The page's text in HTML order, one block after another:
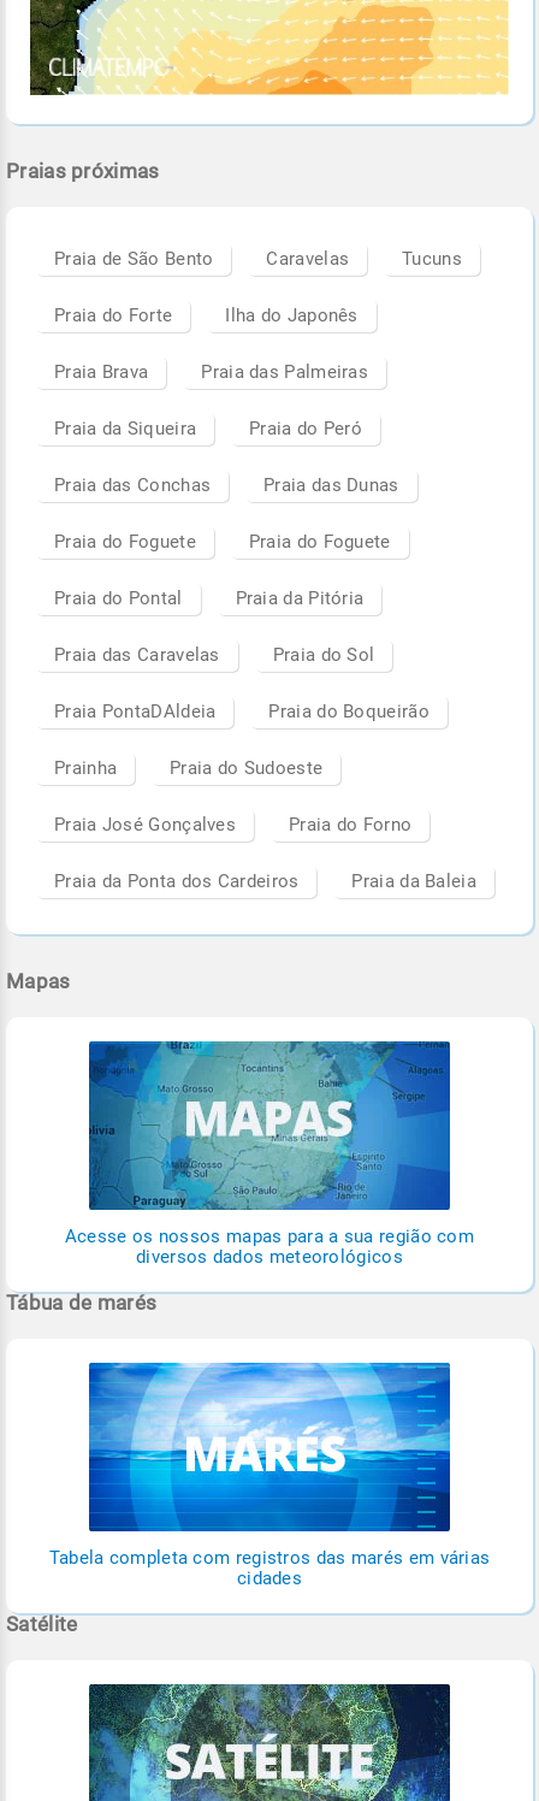
Praias próximas
Praia de São Bento Caravelas Tucuns
Praia do Forte Ilha do Japonês
Praia Brava Praia das Palmeiras
Praia da Siqueira Praia do Peró
Praia das Conchas Praia das Dunas
Praia do Foguete Praia do Foguete
Praia do Pontal Praia da Pitória
Praia das Caravelas Praia do Sol
Praia PontaDAldeia Praia do Boqueirão
Prainha Praia do Sudoeste
Praia José Gonçalves Praia do Forno
Praia da Ponta dos Cardeiros Praia da Baleia
Mapas
Acesse os nossos mapas para a sua região com
diversos dados meteorológicos
Tábua de marés
Tabela completa com registros das marés em várias
cidades
Satélite